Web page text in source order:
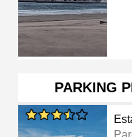
PARKING